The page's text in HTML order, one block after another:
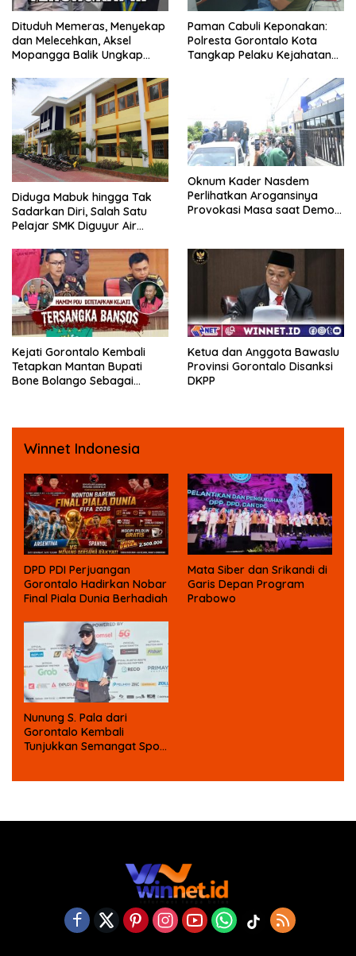
Dituduh Memeras, Menyekap
dan Melecehkan, Aksel
Mopangga Balik Ungkap
Paman Cabuli Keponakan:
Polresta Gorontalo Kota
Tangkap Pelaku Kejahatan
Diduga Mabuk hingga Tak
Sadarkan Diri, Salah Satu
Pelajar SMK Diguyur Air
Fisik oleh Beberapa
Temannya
Oknum Kader Nasdem
Perlihatkan Arogansinya
Provokasi Masa saat Demo
Kejati Gorontalo Kembali
Tetapkan Mantan Bupati
Bone Bolango Sebagai
Ketua dan Anggota Bawaslu
Provinsi Gorontalo Disanksi
DKPP
Winnet Indonesia
DPD PDI Perjuangan
Gorontalo Hadirkan Nobar
Final Piala Dunia Berhadiah
Mata Siber dan Srikandi di
Garis Depan Program
Prabowo
Nunung S. Pala dari
Gorontalo Kembali
Tunjukkan Semangat Sport